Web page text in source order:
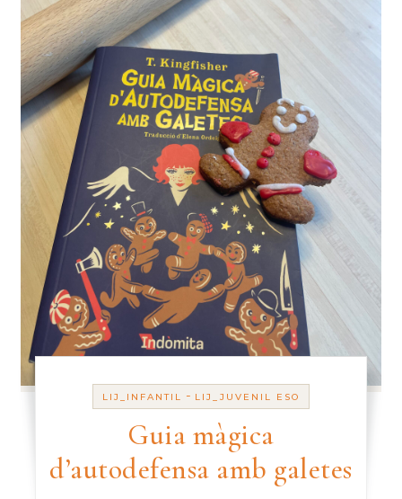
LIJ_INFANTIL - LIJ_JUVENIL ESO
Guia màgica
d’autodefensa amb galetes